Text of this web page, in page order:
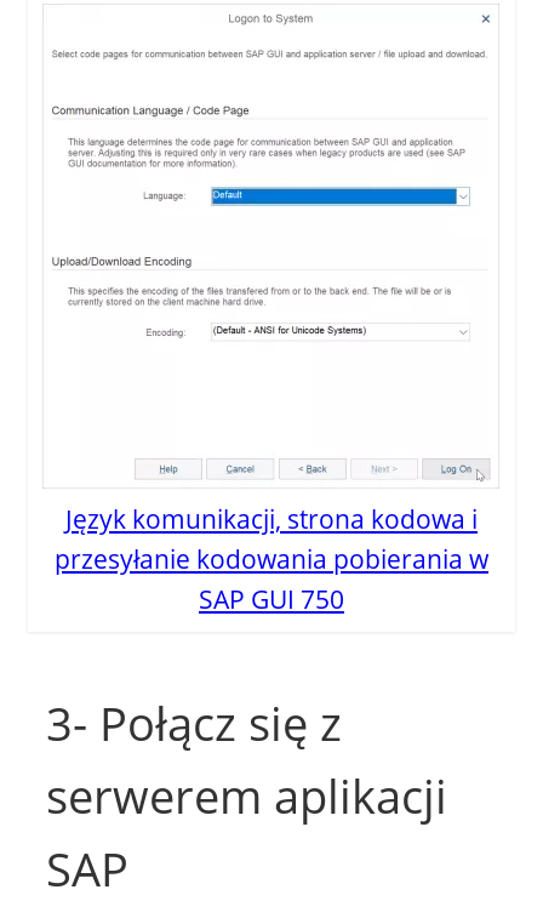
Język komunikacji, strona kodowa i
przesyłanie kodowania pobierania w
SAP GUI 750
3- Połącz się z
serwerem aplikacji
SAP